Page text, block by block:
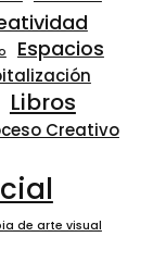
Espacios
Libros
Creativo
de arte visual